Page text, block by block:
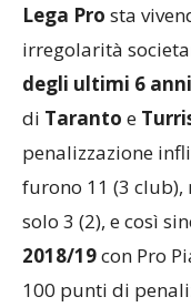
Lega Pro sta
irregolarità
degli ultimi 6 anni
di Taranto e
penalizzazione
furono 11 (3 club),
solo 3 (2), e così
2018/19con Pro
100 punti di